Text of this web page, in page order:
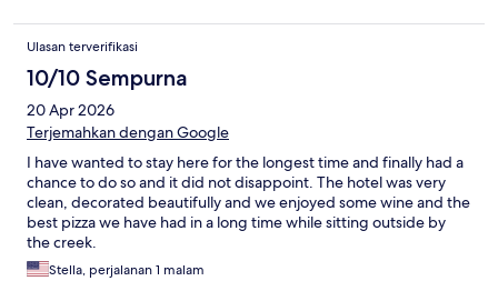
Ulasan terverifikasi
10/10 Sempurna
20 Apr 2026
Terjemahkan dengan Google
I have wanted to stay here for the longest time and finally had a
chance to do so and it did not disappoint. The hotel was very
clean, decorated beautifully and we enjoyed some wine and the
best pizza we have had in a long time while sitting outside by
the creek.
Stella, perjalanan 1 malam